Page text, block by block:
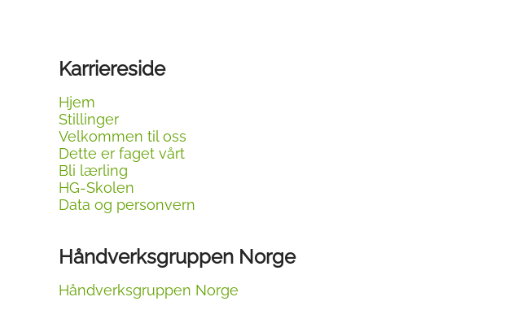
Karriereside
Hjem
Stillinger
Velkommen til oss
Dette er faget vårt
Bli lærling
HG-Skolen
Data og personvern
Håndverksgruppen Norge
Håndverksgruppen Norge